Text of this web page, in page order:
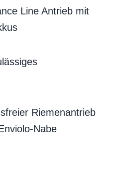
Line Antrieb mit
Riemenantrieb
Nabe